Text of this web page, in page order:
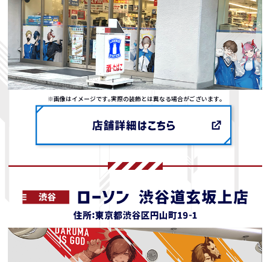
※画像はイメージです｡実際の装飾とは異なる場合がございます｡